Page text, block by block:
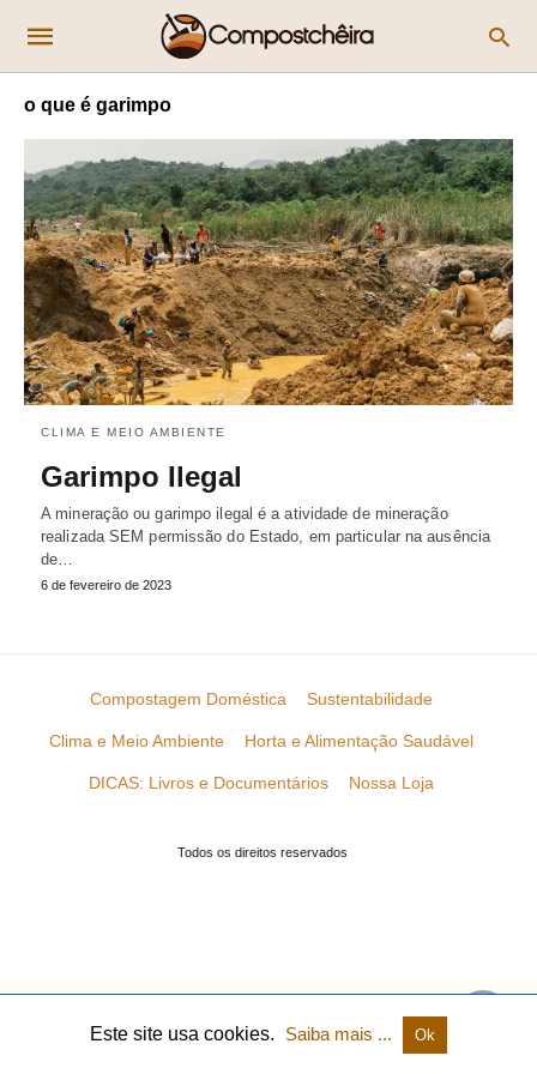
o que é garimpo
CLIMA E MEIO AMBIENTE
Garimpo Ilegal
A mineração ou garimpo ilegal é a atividade de mineração
realizada SEM permissão do Estado, em particular na ausência
de…
6 de fevereiro de 2023
Compostagem Doméstica Sustentabilidade
Clima e Meio Ambiente Horta e Alimentação Saudável
DICAS: Livros e Documentários Nossa Loja
Todos os direitos reservados
Este site usa cookies. Saiba mais ... Ok